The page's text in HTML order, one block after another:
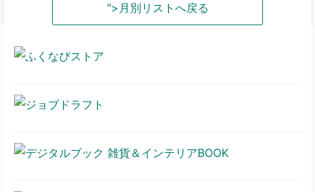
">月別リストへ戻る